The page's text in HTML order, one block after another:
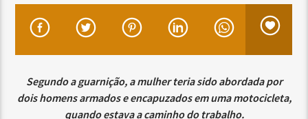
Segundo a guarnição, a mulher teria sido abordada por
dois homens armados e encapuzados em uma motocicleta,
quando estava a caminho do trabalho.